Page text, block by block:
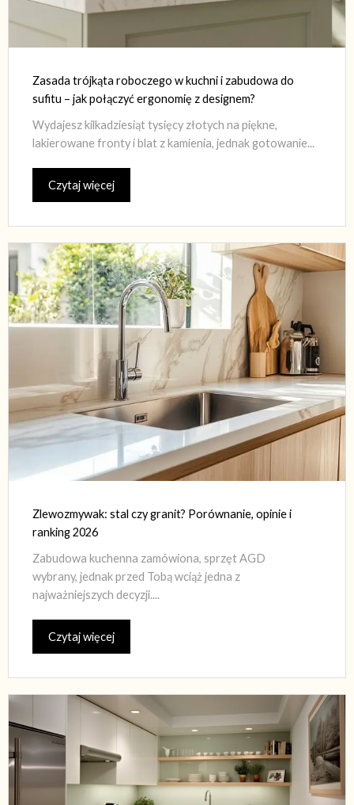
Zasada trójkąta roboczego w kuchni i zabudowa do
sufitu – jak połączyć ergonomię z designem?
Wydajesz kilkadziesiąt tysięcy złotych na piękne,
lakierowane fronty i blat z kamienia, jednak gotowanie...
Czytaj więcej
Zlewozmywak: stal czy granit? Porównanie, opinie i
ranking 2026
Zabudowa kuchenna zamówiona, sprzęt AGD
wybrany, jednak przed Tobą wciąż jedna z
najważniejszych decyzji....
Czytaj więcej